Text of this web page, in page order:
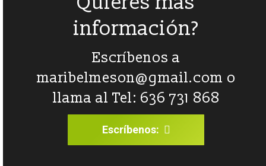
información?
Escríbenos a
maribelmeson@gmail.com o
llama al Tel: 636 731 868
Escríbenos: